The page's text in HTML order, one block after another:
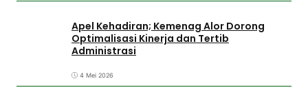
Apel Kehadiran; Kemenag Alor Dorong
Optimalisasi Kinerja dan Tertib
Administrasi
4 Mei 2026